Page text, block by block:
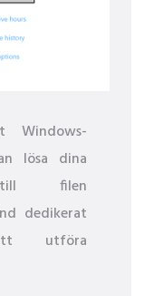
Windows-
lösa dina
till filen
dedikerat
utföra